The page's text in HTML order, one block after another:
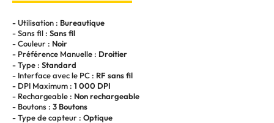
- Utilisation : Bureautique
- Sans fil : Sans fil
- Couleur : Noir
- Préférence Manuelle : Droitier
- Type : Standard
- Interface avec le PC : RF sans fil
- DPI Maximum : 1 000 DPI
- Rechargeable : Non rechargeable
- Boutons : 3 Boutons
- Type de capteur : Optique